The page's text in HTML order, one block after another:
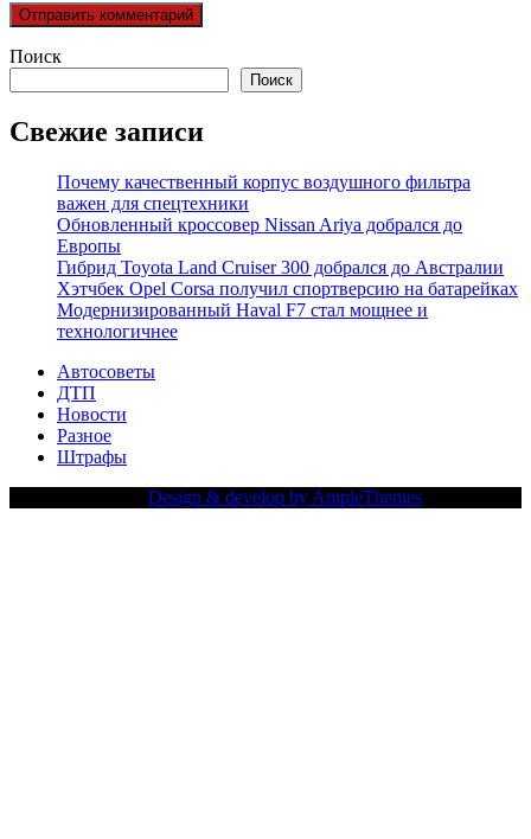
Поиск
Поиск
Свежие записи
Почему качественный корпус воздушного фильтра
важен для спецтехники
Обновленный кроссовер Nissan Ariya добрался до
Европы
Гибрид Toyota Land Cruiser 300 добрался до Австралии
Хэтчбек Opel Corsa получил спортверсию на батарейках
Модернизированный Haval F7 стал мощнее и
технологичнее
Автосоветы
ДТП
Новости
Разное
Штрафы
Design & develop by AmpleThemes